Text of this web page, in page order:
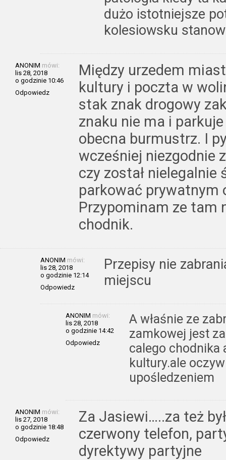
dużo istotniejsze
kolesiowsku
ANONIM mówi:
lis 28, 2018
o godzinie 10:46
Odpowiedz
Między urzedem
kultury i poczta w
stak znak drogowy
znaku nie ma i
obecna burmustrz. I
wcześniej niezgodnie
czy został nielegalnie
parkować prywatnym
Przypominam ze tam
chodnik.
ANONIM mówi:
lis 28, 2018
o godzinie 12:14
Odpowiedz
Przepisy nie
miejscu
ANONIM mówi:
lis 28, 2018
o godzinie 14:42
Odpowiedz
A właśnie ze
zamkowej jest
calego chodnika
kultury.ale
upośledzeniem
ANONIM mówi:
lis 27, 2018
o godzinie 18:48
Odpowiedz
Za Jasiewi…..za też
czerwony telefon,
dyrektywy partyjne